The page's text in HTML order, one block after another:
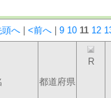
へ <前へ 9 10 11 12
都道府県
R